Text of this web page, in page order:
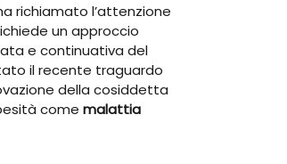
richiamato l’attenzione
un approccio
e continuativa del
il recente traguardo
della cosiddetta
come malattia